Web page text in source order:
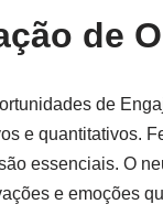
de
de
e quantitativos.
essenciais. O
e emoções